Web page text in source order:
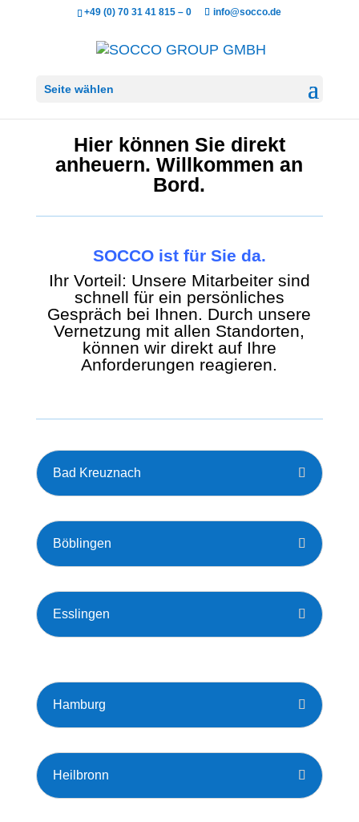
+49 (0) 70 31 41 815 – 0 info@socco.de
Seite wählen
Hier können Sie direkt
anheuern. Willkommen an
Bord.
SOCCO ist für Sie da.
Ihr Vorteil: Unsere Mitarbeiter sind
schnell für ein persönliches
Gespräch bei Ihnen. Durch unsere
Vernetzung mit allen Standorten,
können wir direkt auf Ihre
Anforderungen reagieren.
Bad Kreuznach
Böblingen
Esslingen
Hamburg
Heilbronn